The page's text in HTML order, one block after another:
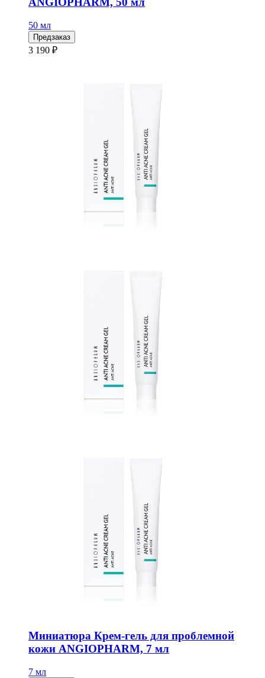
50 мл
Предзаказ
3 190 ₽
Миниатюра Крем-гель для проблемной
кожи ANGIOPHARM, 7 мл
7 мл